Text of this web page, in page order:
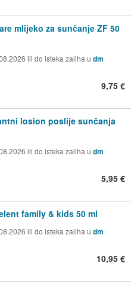
mlijeko za sunčanje ZF 50
ili do isteka zaliha u dm
9,75 €
losion poslije sunčanja
ili do isteka zaliha u dm
5,95 €
family & kids 50 ml
ili do isteka zaliha u dm
10,95 €